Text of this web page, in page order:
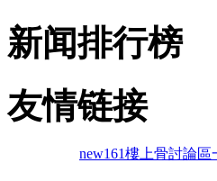
新闻排行榜
友情链接
new161樓上骨討論區